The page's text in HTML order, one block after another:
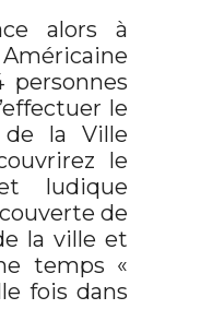
alors à
personnes
le
de la Ville
le
ludique
de
la ville et
temps «
fois dans